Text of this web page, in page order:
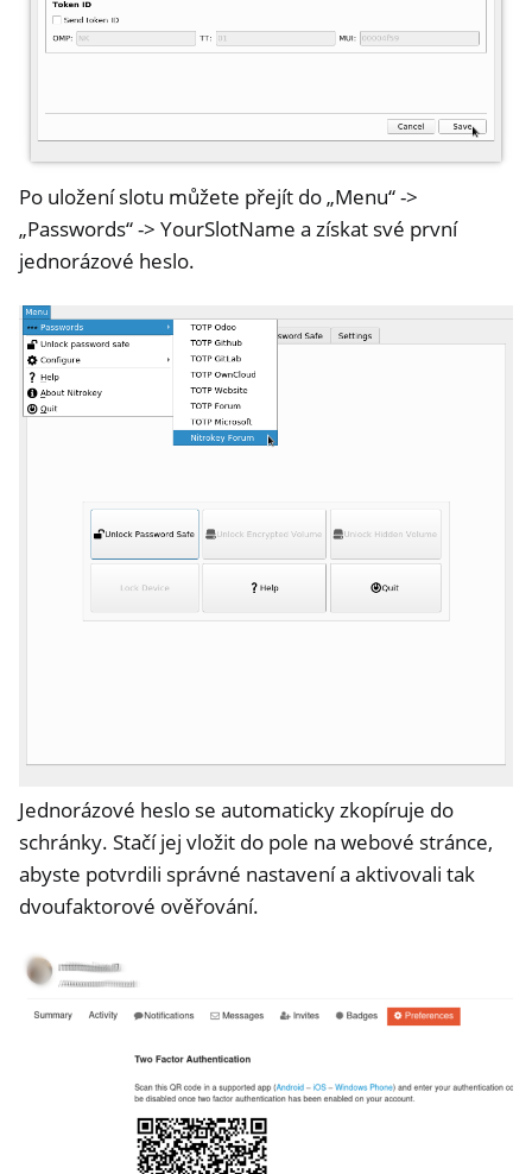
Po uložení slotu můžete přejít do „Menu“ ->
„Passwords“ -> YourSlotName a získat své první
jednorázové heslo.
Jednorázové heslo se automaticky zkopíruje do
schránky. Stačí jej vložit do pole na webové stránce,
abyste potvrdili správné nastavení a aktivovali tak
dvoufaktorové ověřování.